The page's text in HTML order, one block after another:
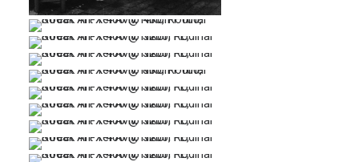
…
…
…
…
…
…